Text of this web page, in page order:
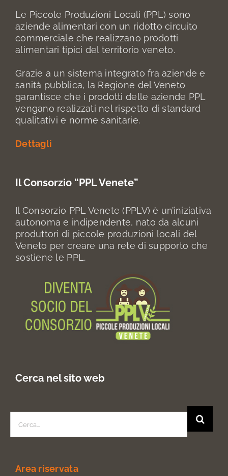
Le Piccole Produzioni Locali (PPL) sono
aziende alimentari con un ridotto circuito
commerciale che realizzano prodotti
alimentari tipici del territorio veneto.
Grazie a un sistema integrato fra aziende e
sanità pubblica, la Regione del Veneto
garantisce che i prodotti delle aziende PPL
vengano realizzati nel rispetto di standard
qualitativi e norme sanitarie.
Dettagli
Il Consorzio “PPL Venete”
Il Consorzio PPL Venete (PPLV) è un’iniziativa
autonoma e indipendente, nato da alcuni
produttori di piccole produzioni locali del
Veneto per creare una rete di supporto che
sostiene le PPL.
Cerca nel sito web
Area riservata